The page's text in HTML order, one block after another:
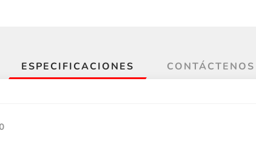
ESPECIFICACIONES CONTÁCTENOS